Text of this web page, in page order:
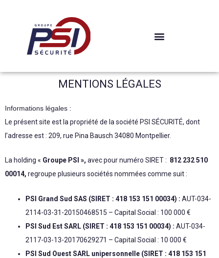
contenu
MENTIONS LÉGALES
Informations légales :
Le présent site est la propriété de la société PSI SÉCURITÉ, dont
l’adresse est : 209, rue Pina Bausch 34080 Montpellier.
La holding « Groupe PSI », avec pour numéro SIRET : 812 232 510
00014, regroupe plusieurs sociétés nommées comme suit :
PSI Grand Sud SAS (SIRET : 418 153 151 00034) : AUT-034-
2114-03-31-20150468515 – Capital Social : 100 000 €
PSI Sud Est SARL (SIRET : 418 153 151 00034) : AUT-034-
2117-03-13-20170629271 – Capital Social : 10 000 €
PSI Sud Ouest SARL unipersonnelle (SIRET : 418 153 151